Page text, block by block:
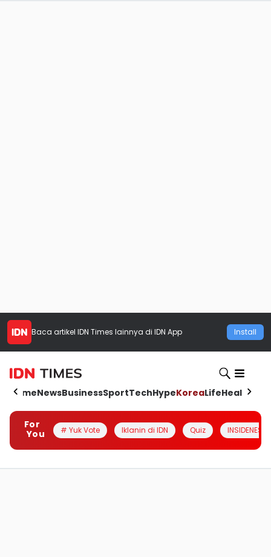
Baca artikel IDN Times lainnya di IDN App Install
HomeNewsBusinessSportTechHypeKoreaLifeHealth
For
You
# Yuk Vote Iklanin di IDN Quiz INSIDENESIA